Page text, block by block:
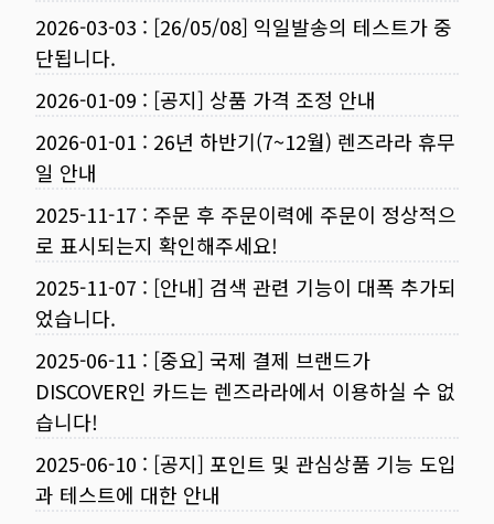
2026-03-03 : [26/05/08] 익일발송의 테스트가 중
단됩니다.
2026-01-09 : [공지] 상품 가격 조정 안내
2026-01-01 : 26년 하반기(7~12월) 렌즈라라 휴무
일 안내
2025-11-17 : 주문 후 주문이력에 주문이 정상적으
로 표시되는지 확인해주세요!
2025-11-07 : [안내] 검색 관련 기능이 대폭 추가되
었습니다.
2025-06-11 : [중요] 국제 결제 브랜드가
DISCOVER인 카드는 렌즈라라에서 이용하실 수 없
습니다!
2025-06-10 : [공지] 포인트 및 관심상품 기능 도입
과 테스트에 대한 안내